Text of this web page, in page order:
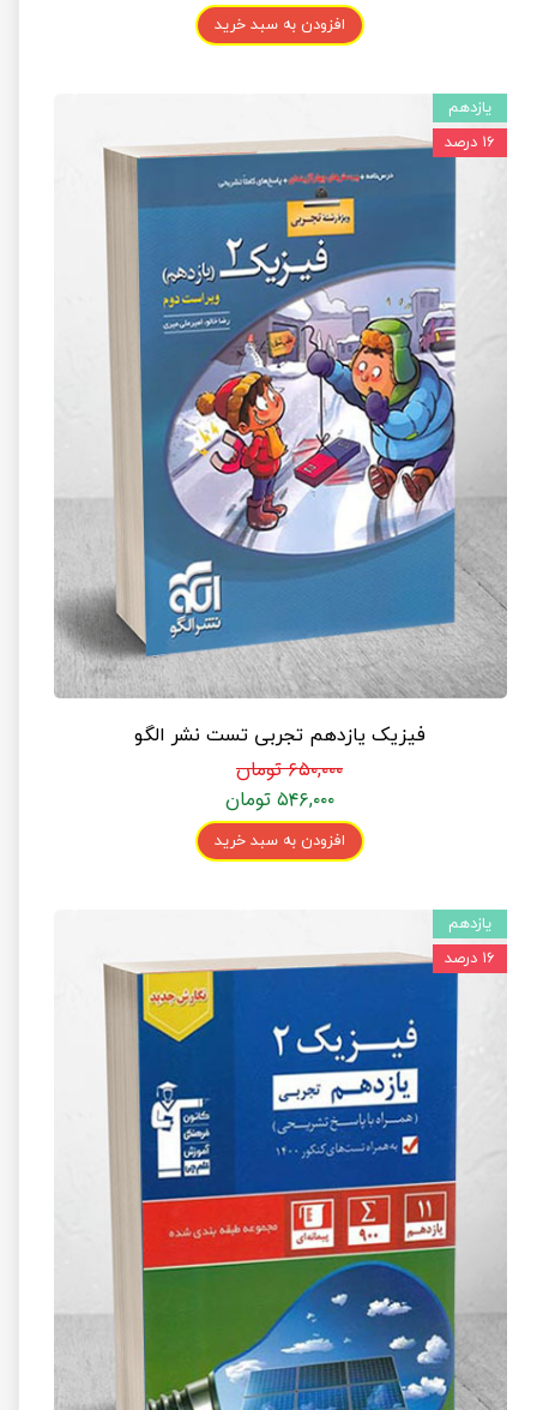
افزودن به سبد خرید
فیزیک یازدهم تجربی تست نشر الگو
۶۵۰,۰۰۰ تومان
۵۴۶,۰۰۰ تومان
افزودن به سبد خرید
یازدهم
۱۶ درصد
یازدهم
۱۶ درصد